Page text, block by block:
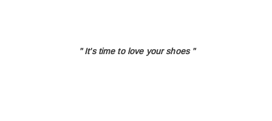
" It's time to loveyour shoes "